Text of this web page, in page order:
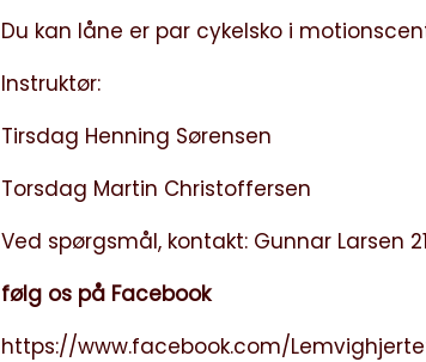
Du kan låne er par cykelsko i
Instruktør:
Tirsdag Henning Sørensen
Torsdag Martin Christoffersen
Ved spørgsmål, kontakt: Gunnar Larsen
følg os på Facebook
https://www.facebook.com/